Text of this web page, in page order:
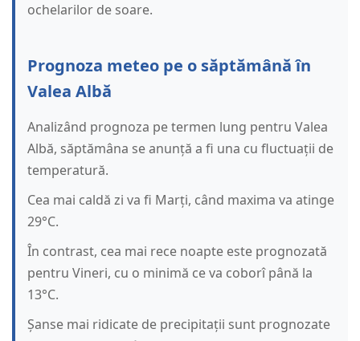
ochelarilor de soare.
Prognoza meteo pe o săptămână în
Valea Albă
Analizând prognoza pe termen lung pentru Valea
Albă, săptămâna se anunță a fi una cu fluctuații de
temperatură.
Cea mai caldă zi va fi Marți, când maxima va atinge
29°C.
În contrast, cea mai rece noapte este prognozată
pentru Vineri, cu o minimă ce va coborî până la
13°C.
Șanse mai ridicate de precipitații sunt prognozate